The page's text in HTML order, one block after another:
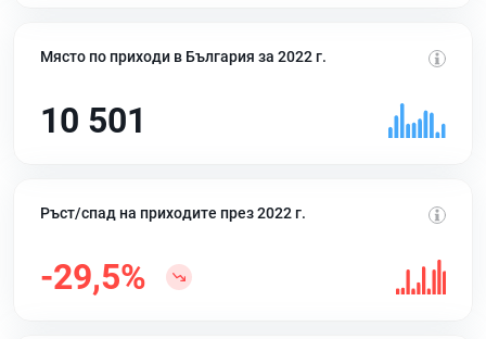
Място по приходи в България за 2022 г.
10 501
Ръст/спад на приходите през 2022 г.
-29,5%